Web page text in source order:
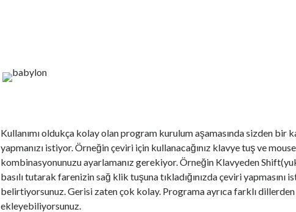
Kullanımı oldukça kolay olan program kurulum aşamasında sizden bir
yapmanızı istiyor. Örneğin çeviri için kullanacağınız klavye tuş ve
kombinasyonunuzu ayarlamanız gerekiyor. Örneğin Klavyeden
basılı tutarak farenizin sağ klik tuşuna tıkladığınızda çeviri yapmasını
belirtiyorsunuz. Gerisi zaten çok kolay. Programa ayrıca farklı
ekleyebiliyorsunuz.